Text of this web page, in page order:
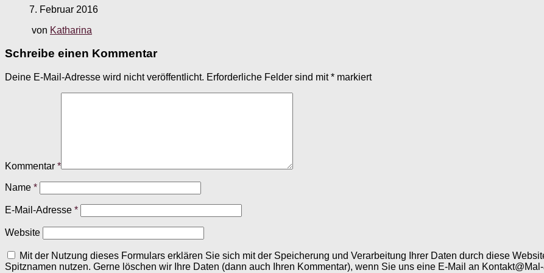
7. Februar 2016
von Katharina
Schreibe einen Kommentar
Deine E-Mail-Adresse wird nicht veröffentlicht. Erforderliche Felder sind mit* markiert
Kommentar *
Name *
E-Mail-Adresse *
Website
Mit der Nutzung dieses Formulars erklären Sie sich mit der Speicherung und Verarbeitung Ihrer Daten durch diese
Spitznamen nutzen. Gerne löschen wir Ihre Daten (dann auch Ihren Kommentar), wenn Sie uns eine E-Mail an